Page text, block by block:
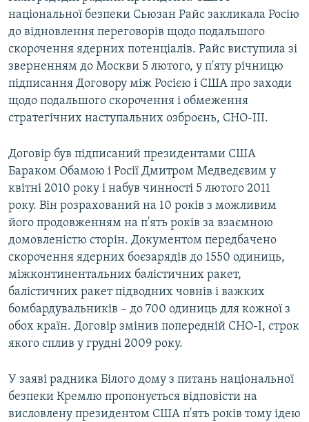
національної безпеки Сьюзан Райс закликала Росію
до відновлення переговорів щодо подальшого
скорочення ядерних потенціалів. Райс виступила зі
зверненням до Москви 5 лютого, у п'яту річницю
підписання Договору між Росією і США про заходи
щодо подальшого скорочення і обмеження
стратегічних наступальних озброєнь, СНО-III.
Договір був підписаний президентами США
Бараком Обамою і Росії Дмитром Медведєвим у
квітні 2010 року і набув чинності 5 лютого 2011
року. Він розрахований на 10 років з можливим
його продовженням на п'ять років за взаємною
домовленістю сторін. Документом передбачено
скорочення ядерних боєзарядів до 1550 одиниць,
міжконтинентальних балістичних ракет,
балістичних ракет підводних човнів і важких
бомбардувальників – до 700 одиниць для кожної з
обох країн. Договір змінив попередній СНО-I, строк
якого сплив у грудні 2009 року.
У заяві радника Білого дому з питань національної
безпеки Кремлю пропонується відповісти на
висловлену президентом США п'ять років тому ідею